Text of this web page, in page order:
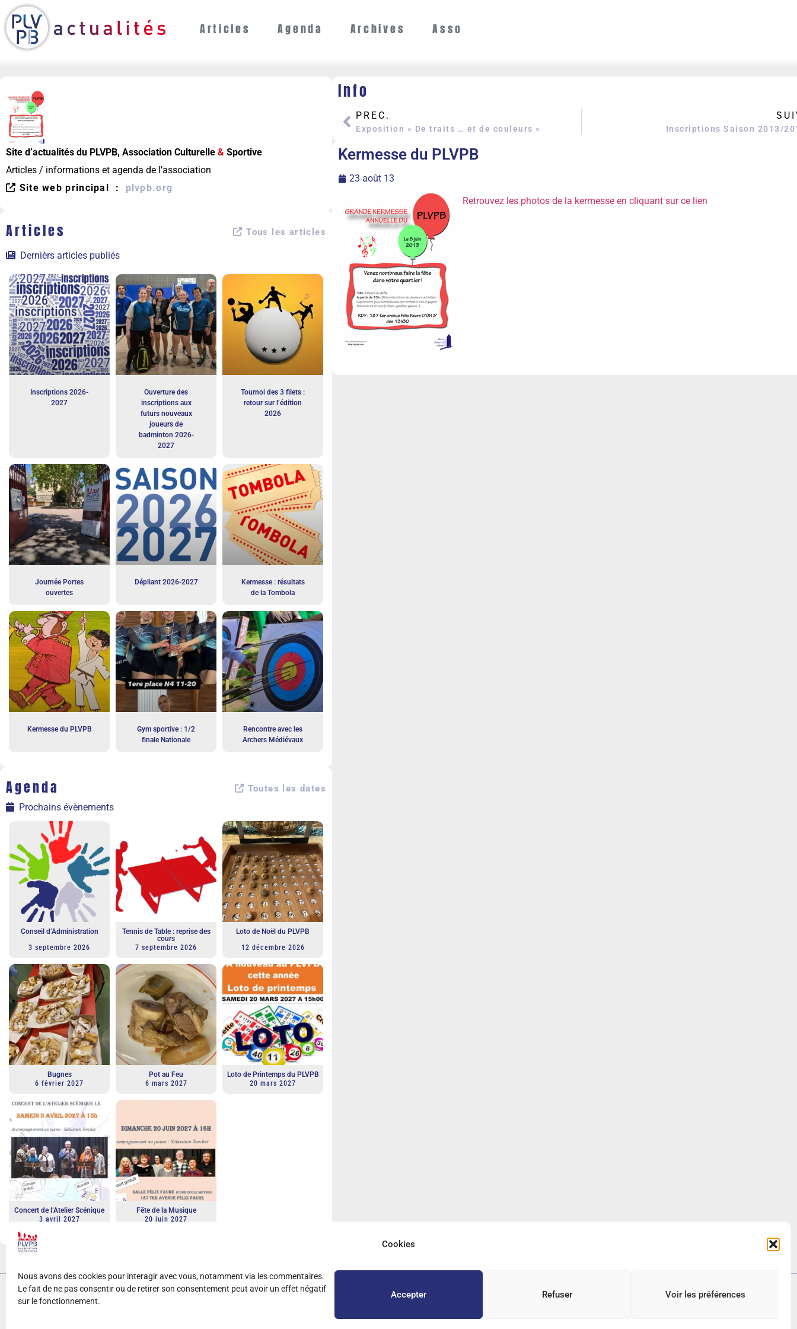
Cookies
Nous avons des cookies pour interagir avec vous, notamment via les commentaires.
Le fait de ne pas consentir ou de retirer son consentement peut avoir un effet négatif
sur le fonctionnement.
Accepter Refuser Voir les préférences
Articles Agenda Archives Asso
Site d’actualités du PLVPB, Association Culturelle & Sportive
Articles / informations et agenda de l’association
Site web principal : plvpb.org
Articles Tous les articles
Dernièrs articles publiés
Inscriptions 2026-
2027
Ouverture des
inscriptions aux
futurs nouveaux
joueurs de
badminton 2026-
2027
Tournoi des 3 filets :
retour sur l’édition
2026
Journée Portes
ouvertes
Dépliant 2026-2027
Kermesse : résultats
de la Tombola
Kermesse du PLVPB
Gym sportive : 1/2
finale Nationale
Rencontre avec les
Archers Médiévaux
Agenda Toutes les dates
Prochains évènements
Conseil d’Administration
3 septembre 2026
Tennis de Table : reprise des
cours
7 septembre 2026
Loto de Noël du PLVPB
12 décembre 2026
Bugnes
6 février 2027
Pot au Feu
6 mars 2027
Loto de Printemps du PLVPB
20 mars 2027
Concert de l’Atelier Scénique
3 avril 2027
Fête de la Musique
20 juin 2027
Info
PREC.
Exposition « De traits … et de couleurs » Inscriptions Saison 2013/
Kermesse du PLVPB
23 août 13
Retrouvez les photos de la kermesse en cliquant sur ce lien
Copyright